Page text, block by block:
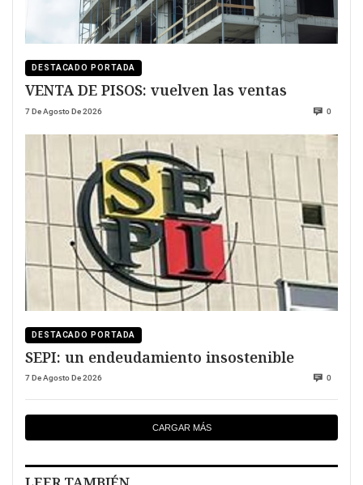
DESTACADO PORTADA
VENTA DE PISOS: vuelven las ventas
7 De Agosto De 2026 0
DESTACADO PORTADA
SEPI: un endeudamiento insostenible
7 De Agosto De 2026 0
CARGAR MÁS